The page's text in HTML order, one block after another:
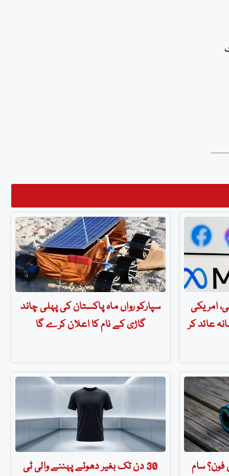
امریکی
عائد کر
سپارکو رواں ماہ پاکستان کی پہلی چاند
گاڑی کے نام کا اعلان کرے گا
فون؟ سام
30 دن تک بغیر دھوئے پہننے والی ٹی